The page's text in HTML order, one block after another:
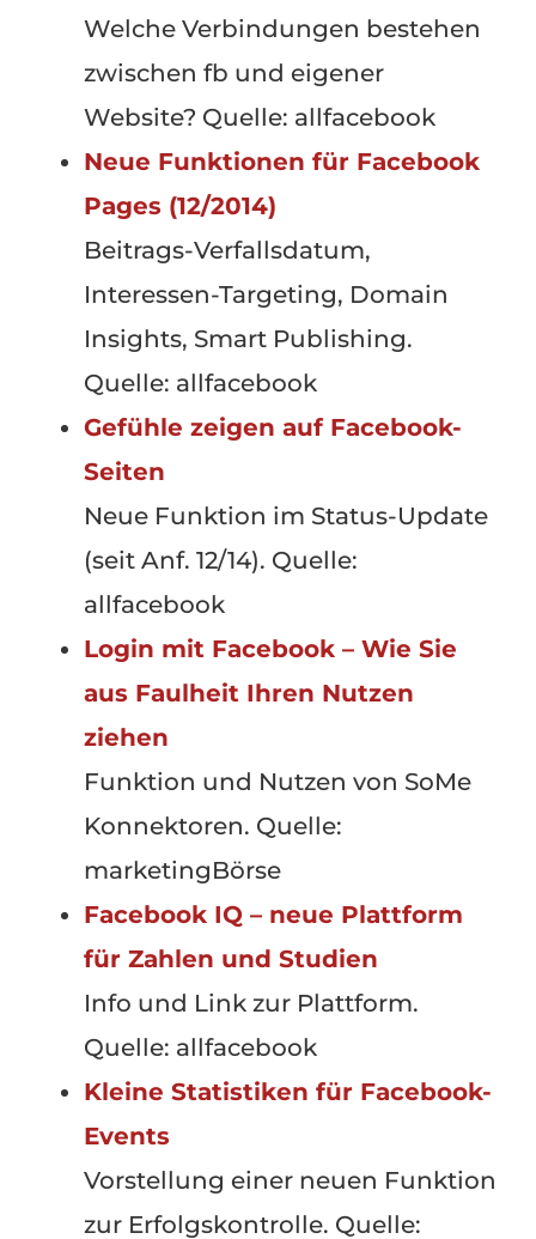
Welche Verbindungen bestehen
zwischen fb und eigener
Website? Quelle: allfacebook
Neue Funktionen für Facebook
Pages (12/2014)
Beitrags-Verfallsdatum,
Interessen-Targeting, Domain
Insights, Smart Publishing.
Quelle: allfacebook
Gefühle zeigen auf Facebook-
Seiten
Neue Funktion im Status-Update
(seit Anf. 12/14). Quelle:
allfacebook
Login mit Facebook – Wie Sie
aus Faulheit Ihren Nutzen
ziehen
Funktion und Nutzen von SoMe
Konnektoren. Quelle:
marketingBörse
Facebook IQ – neue Plattform
für Zahlen und Studien
Info und Link zur Plattform.
Quelle: allfacebook
Kleine Statistiken für Facebook-
Events
Vorstellung einer neuen Funktion
zur Erfolgskontrolle. Quelle: